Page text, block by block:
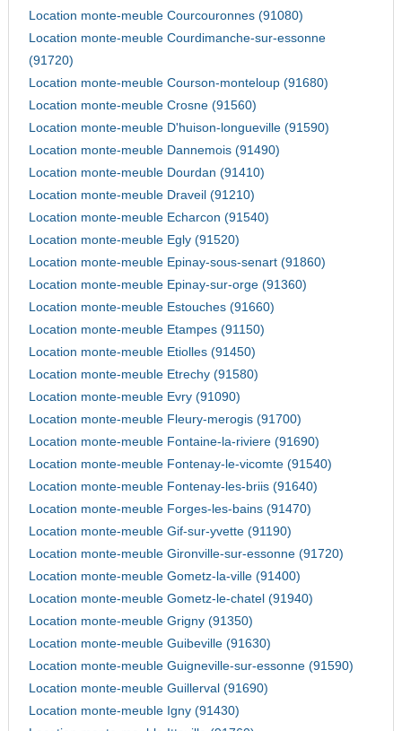
Location monte-meuble Courcouronnes (91080)
Location monte-meuble Courdimanche-sur-essonne
(91720)
Location monte-meuble Courson-monteloup (91680)
Location monte-meuble Crosne (91560)
Location monte-meuble D'huison-longueville (91590)
Location monte-meuble Dannemois (91490)
Location monte-meuble Dourdan (91410)
Location monte-meuble Draveil (91210)
Location monte-meuble Echarcon (91540)
Location monte-meuble Egly (91520)
Location monte-meuble Epinay-sous-senart (91860)
Location monte-meuble Epinay-sur-orge (91360)
Location monte-meuble Estouches (91660)
Location monte-meuble Etampes (91150)
Location monte-meuble Etiolles (91450)
Location monte-meuble Etrechy (91580)
Location monte-meuble Evry (91090)
Location monte-meuble Fleury-merogis (91700)
Location monte-meuble Fontaine-la-riviere (91690)
Location monte-meuble Fontenay-le-vicomte (91540)
Location monte-meuble Fontenay-les-briis (91640)
Location monte-meuble Forges-les-bains (91470)
Location monte-meuble Gif-sur-yvette (91190)
Location monte-meuble Gironville-sur-essonne (91720)
Location monte-meuble Gometz-la-ville (91400)
Location monte-meuble Gometz-le-chatel (91940)
Location monte-meuble Grigny (91350)
Location monte-meuble Guibeville (91630)
Location monte-meuble Guigneville-sur-essonne (91590)
Location monte-meuble Guillerval (91690)
Location monte-meuble Igny (91430)